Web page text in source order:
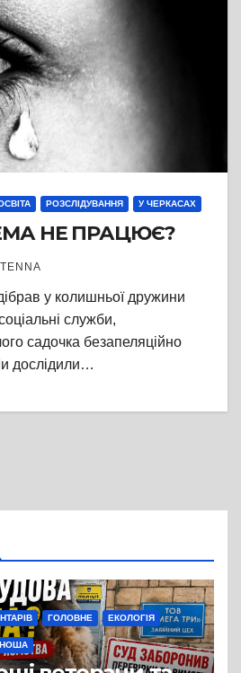
РОЗСЛІДУВАННЯ У ЧЕРКАСАХ
НЕ ПРАЦЮЄ?
у колишньої дружини
служби,
садочка безапеляційно
дослідили…
ГОЛОВНЕ ЕКОЛОГІЯ